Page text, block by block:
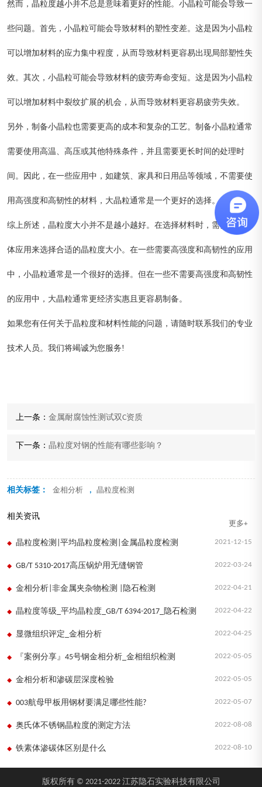
然而，晶粒度越小并不总是意味着更好的性能。小晶粒可能会导致一
些问题。首先，小晶粒可能会导致材料的塑性变差。这是因为小晶粒
可以增加材料的应力集中程度，从而导致材料更容易出现局部塑性失
效。其次，小晶粒可能会导致材料的疲劳寿命变短。这是因为小晶粒
可以增加材料中裂纹扩展的机会，从而导致材料更容易疲劳失效。
另外，制备小晶粒也需要更高的成本和复杂的工艺。制备小晶粒通常
需要使用高温、高压或其他特殊条件，并且需要更长时间的处理时
间。因此，在一些应用中，如建筑、家具和日用品等领域，不需要使
用高强度和高韧性的材料，大晶粒通常是一个更好的选择。
综上所述，晶粒度大小并不是越小越好。在选择材料时，需要根据具
体应用来选择合适的晶粒度大小。在一些需要高强度和高韧性的应用
中，小晶粒通常是一个很好的选择。但在一些不需要高强度和高韧性
的应用中，大晶粒通常更经济实惠且更容易制备。
如果您有任何关于晶粒度和材料性能的问题，请随时联系我们的专业
技术人员。我们将竭诚为您服务!
上一条： 金属耐腐蚀性测试双C资质
下一条： 晶粒度对钢的性能有哪些影响？
相关标签： 金相分析 , 晶粒度检测
相关资讯
更多+
2021-12-15
晶粒度检测|平均晶粒度检测|金属晶粒度检测
2022-03-24
GB/T 5310-2017高压锅炉用无缝钢管
2022-04-21
金相分析|非金属夹杂物检测 |隐石检测
2022-04-22
晶粒度等级_平均晶粒度_GB/T 6394-2017_隐石检测
2022-04-25
显微组织评定_金相分析
2022-05-05
『案例分享』45号钢金相分析_金相组织检测
2022-05-05
金相分析和渗碳层深度检验
2022-05-07
003航母甲板用钢材要满足哪些性能?
2022-08-08
奥氏体不锈钢晶粒度的测定方法
2022-08-10
铁素体渗碳体区别是什么
版权所有 © 2021-2022 江苏隐石实验科技有限公司